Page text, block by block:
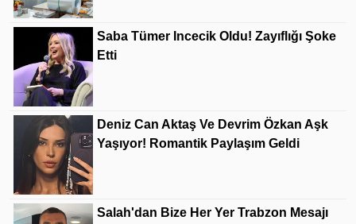
Saba Tümer Incecik Oldu! Zayıflığı Şoke
Etti
Deniz Can Aktaş Ve Devrim Özkan Aşk
Yaşıyor! Romantik Paylaşım Geldi
Salah'dan Bize Her Yer Trabzon Mesajı